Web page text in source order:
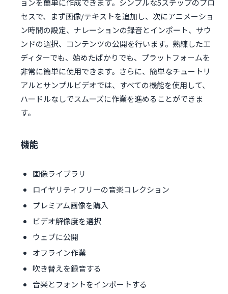
ョンを簡単に作成できます。シンプルな5ステップのプロ
セスで、まず画像/テキストを追加し、次にアニメーショ
ン時間の設定、ナレーションの録音とインポート、サウ
ンドの選択、コンテンツの公開を行います。熟練したエ
ディターでも、始めたばかりでも、プラットフォームを
非常に簡単に使用できます。さらに、簡単なチュートリ
アルとサンプルビデオでは、すべての機能を使用して、
ハードルなしでスムーズに作業を進めることができま
す。
機能
画像ライブラリ
ロイヤリティフリーの音楽コレクション
プレミアム画像を購入
ビデオ解像度を選択
ウェブに公開
オフライン作業
吹き替えを録音する
音楽とフォントをインポートする